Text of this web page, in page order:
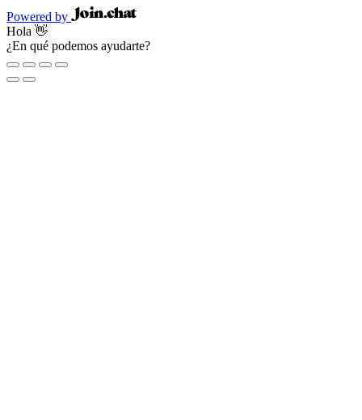
Powered by
Hola 👋
¿En qué podemos ayudarte?